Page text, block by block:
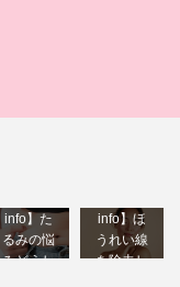
info】た
るみの悩
みどうし
info】ほ
うれい線
を除去し